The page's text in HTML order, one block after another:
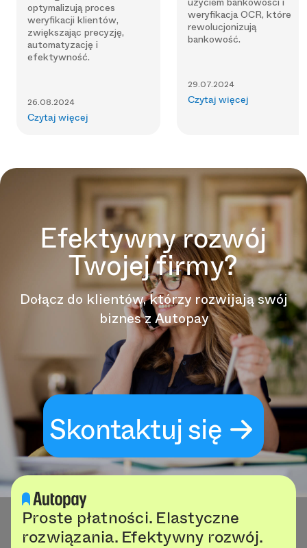
optymalizują proces
weryfikacji klientów,
zwiększając precyzję,
automatyzację i
efektywność.
26.08.2024
Czytaj więcej
weryfikacja OCR, które
rewolucjonizują
bankowość.
29.07.2024
Czytaj więcej
Efektywny rozwój
Twojej firmy?
Dołącz do klientów, którzy rozwijają swój
biznes z Autopay
Skontaktuj się
Proste płatności. Elastyczne
rozwiązania. Efektywny rozwój.